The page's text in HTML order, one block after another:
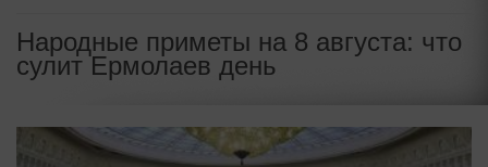
Народные приметы на 8 августа: что
сулит Ермолаев день